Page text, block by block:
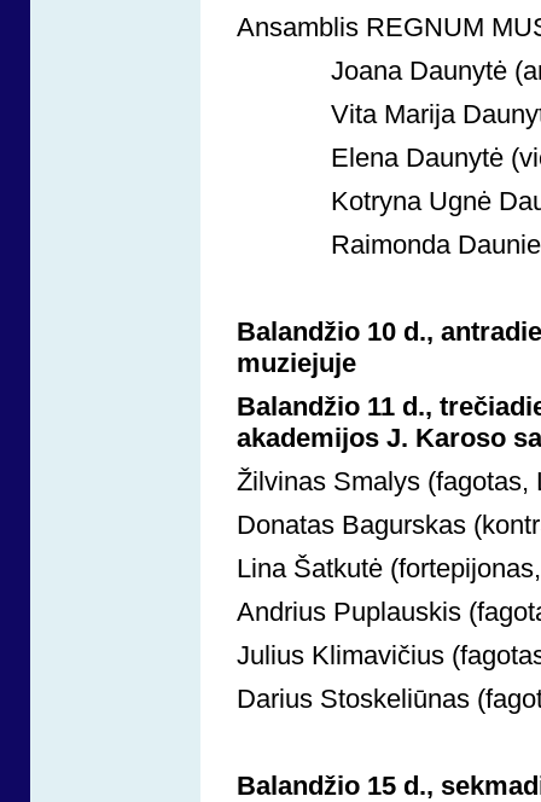
Ansamblis REGNUM
Joana Daunytė
Vita Marija Daunytė
Elena Daunytė
Kotryna Ugnė
Raimonda
Balandžio 10 d.,
muziejuje
Balandžio 11 d.,
akademijos J. Karoso
Žilvinas Smalys (fagotas,
Donatas Bagurskas
Lina Šatkutė
Andrius Puplauskis
Julius Klimavičius
Darius Stoskeliūnas
Balandžio 15 d.,